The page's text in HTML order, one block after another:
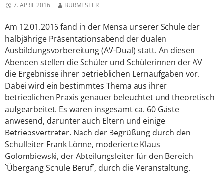
7. APRIL 2016 BURMESTER
Am 12.01.2016 fand in der Mensa unserer Schule der
halbjährige Präsentationsabend der dualen
Ausbildungsvorbereitung (AV-Dual) statt. An diesen
Abenden stellen die Schüler und Schülerinnen der AV
die Ergebnisse ihrer betrieblichen Lernaufgaben vor.
Dabei wird ein bestimmtes Thema aus ihrer
betrieblichen Praxis genauer beleuchtet und theoretisch
aufgearbeitet. Es waren insgesamt ca. 60 Gäste
anwesend, darunter auch Eltern und einige
Betriebsvertreter. Nach der Begrüßung durch den
Schulleiter Frank Lönne, moderierte Klaus
Golombiewski, der Abteilungsleiter für den Bereich
`Übergang Schule Beruf´, durch die Veranstaltung.